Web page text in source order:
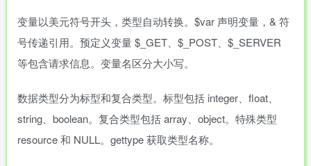
变量以美元符号开头，类型自动转换。$var 声明变量，& 符
号传递引用。预定义变量 $_GET、$_POST、$_SERVER
等包含请求信息。变量名区分大小写。
数据类型分为标型和复合类型。标型包括 integer、float、
string、boolean。复合类型包括 array、object。特殊类型
resource 和 NULL。gettype 获取类型名称。